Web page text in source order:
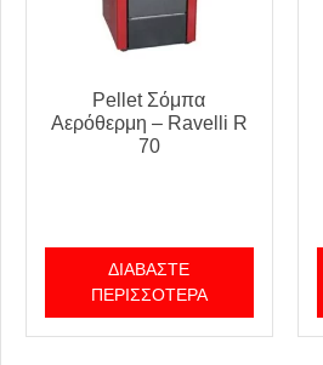
Pellet Σόμπα
Αερόθερμη – Ravelli R
70
ΔΙΑΒΆΣΤΕ
ΠΕΡΙΣΣΌΤΕΡΑ